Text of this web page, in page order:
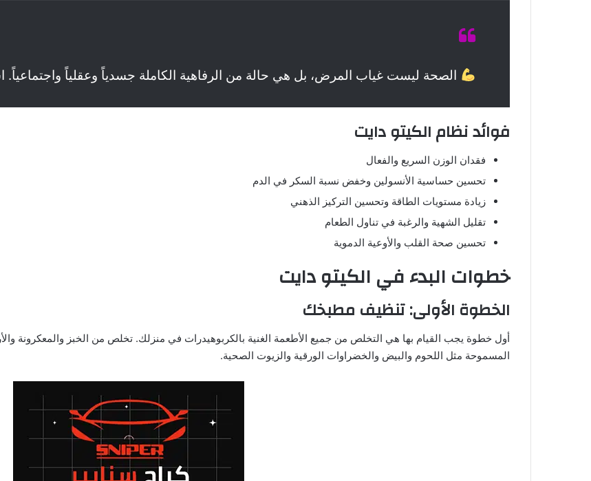
الصحة ليست غياب المرض، بل هي حالة من الرفاهية الكاملة جسدياً وعقلياً واجتماعياً.
فوائد نظام الكيتو دايت
فقدان الوزن السريع والفعال
تحسين حساسية الأنسولين وخفض نسبة السكر في الدم
زيادة مستويات الطاقة وتحسين التركيز الذهني
تقليل الشهية والرغبة في تناول الطعام
تحسين صحة القلب والأوعية الدموية
خطوات البدء في الكيتو دايت
الخطوة الأولى: تنظيف مطبخك
أول خطوة يجب القيام بها هي التخلص من جميع الأطعمة الغنية بالكربوهيدرات في منزلك. تخلص من الخبز والمعكرونة
المسموحة مثل اللحوم والبيض والخضراوات الورقية والزيوت الصحية.